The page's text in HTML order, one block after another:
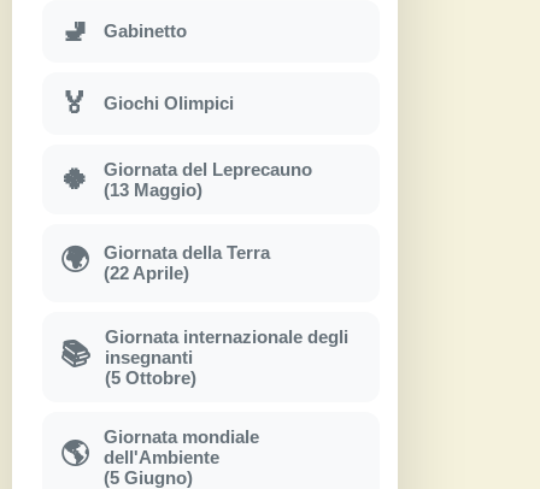
🚽 Gabinetto
🏅 Giochi Olimpici
🍀
Giornata del Leprecauno
(13 Maggio)
🌍
Giornata della Terra
(22 Aprile)
📚
Giornata internazionale degli
insegnanti
(5 Ottobre)
🌎
Giornata mondiale
dell'Ambiente
(5 Giugno)